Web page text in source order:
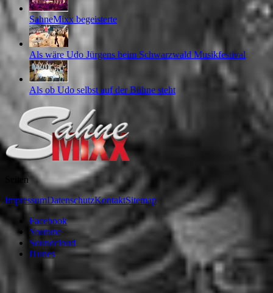
SahneMixx begeisterte
Als wäre Udo Jürgens beim Schwarzwald Musikfestival
Als ob Udo selbst auf der Bühne steht
Seiten
ImpressumDatenschutzKontaktSitemap
Facebook
Youtube
Soundcloud
iTunes